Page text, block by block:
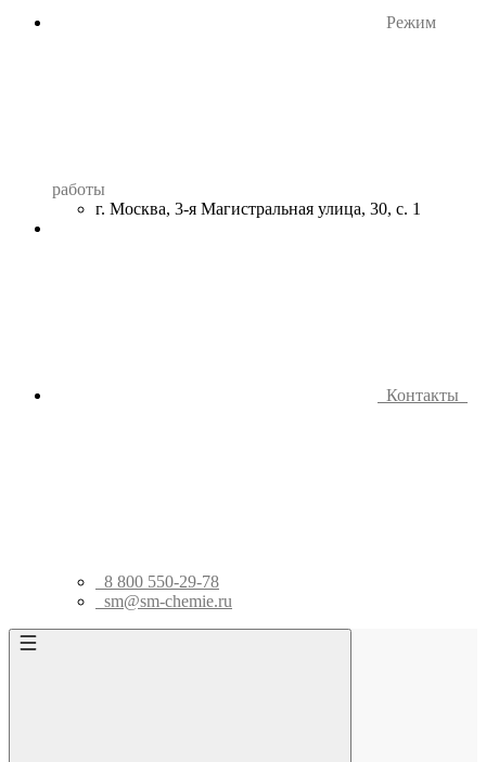
Режим
работы
г. Москва, 3-я Магистральная улица, 30, с. 1
Контакты
8 800 550-29-78
sm@sm-chemie.ru